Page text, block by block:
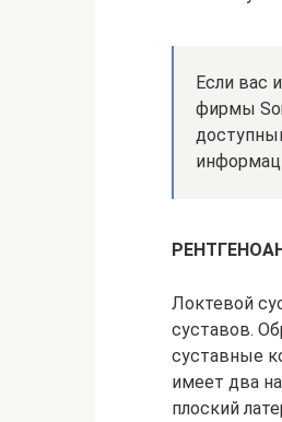
Если вас
фирмы
Локтевой
суста­вов.
суставные
имеет два
плоский